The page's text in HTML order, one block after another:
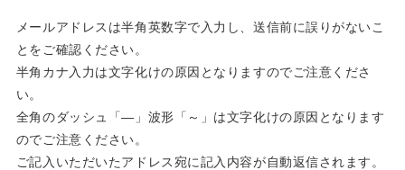
メールアドレスは半角英数字で入力し、送信前に誤りがないこ
とをご確認ください。
半角カナ入力は文字化けの原因となりますのでご注意くださ
い。
全角のダッシュ「―」波形「～」は文字化けの原因となります
のでご注意ください。
ご記入いただいたアドレス宛に記入内容が自動返信されます。